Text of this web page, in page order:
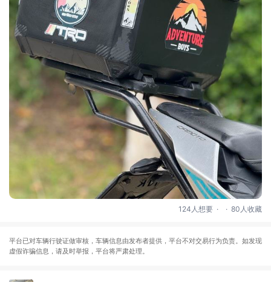
124人想要 . . 80人收藏
平台已对车辆行驶证做审核，车辆信息由发布者提供，平台不对交易行为负责。如发现
虚假诈骗信息，请及时举报，平台将严肃处理。